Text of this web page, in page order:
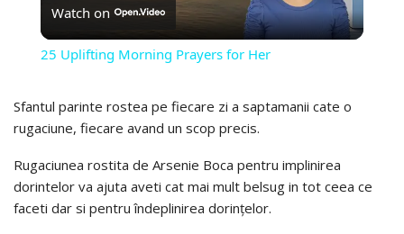
VIDEO
Watch on
25 Uplifting Morning Prayers for Her
Sfantul parinte rostea pe fiecare zi a saptamanii cate o
rugaciune, fiecare avand un scop precis.
Rugaciunea rostita de Arsenie Boca pentru implinirea
dorintelor va ajuta aveti cat mai mult belsug in tot ceea ce
faceti dar si pentru îndeplinirea dorințelor.